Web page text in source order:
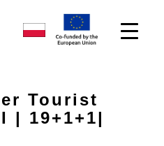
Tourist
| 19+1+1|